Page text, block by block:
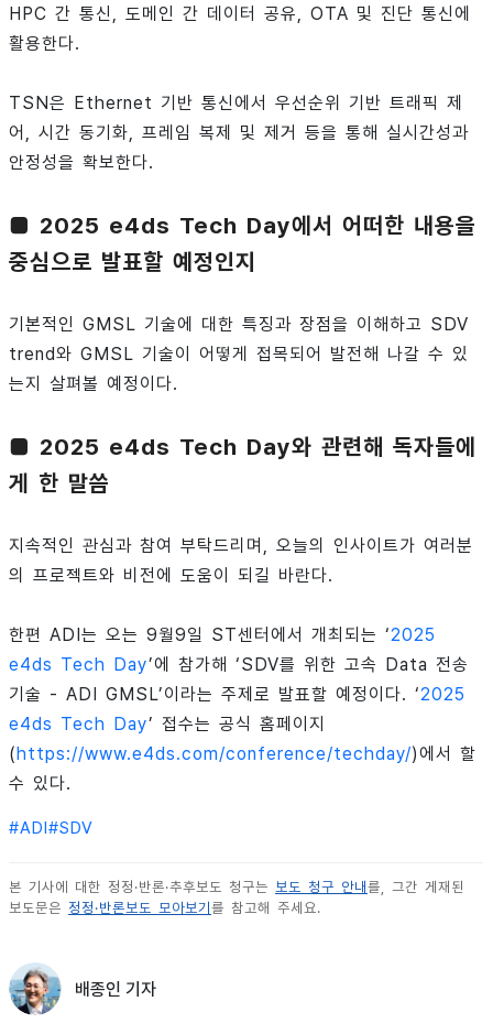
HPC 간 통신, 도메인 간 데이터 공유, OTA 및 진단 통신에
활용한다.
TSN은 Ethernet 기반 통신에서 우선순위 기반 트래픽 제
어, 시간 동기화, 프레임 복제 및 제거 등을 통해 실시간성과
안정성을 확보한다.
■ 2025 e4ds Tech Day에서 어떠한 내용을
중심으로 발표할 예정인지
기본적인 GMSL 기술에 대한 특징과 장점을 이해하고 SDV
trend와 GMSL 기술이 어떻게 접목되어 발전해 나갈 수 있
는지 살펴볼 예정이다.
■ 2025 e4ds Tech Day와 관련해 독자들에
게 한 말씀
지속적인 관심과 참여 부탁드리며, 오늘의 인사이트가 여러분
의 프로젝트와 비전에 도움이 되길 바란다.
한편 ADI는 오는 9월9일 ST센터에서 개최되는 ‘2025
e4ds Tech Day’에 참가해 ‘SDV를 위한 고속 Data 전송
기술 - ADI GMSL’이라는 주제로 발표할 예정이다. ‘2025
e4ds Tech Day’ 접수는 공식 홈페이지
( https://www.e4ds.com/conference/techday/)에서 할
수 있다.
#ADI #SDV
본 기사에 대한 정정·반론·추후보도 청구는 보도 청구 안내 를, 그간 게재된
보도문은 정정·반론보도 모아보기 를 참고해 주세요.
배종인 기자